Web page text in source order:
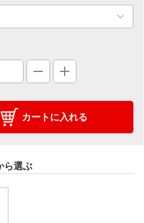
カートに入れる
ら選ぶ